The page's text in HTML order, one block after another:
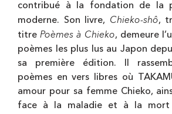
contribué à la fondation de la
moderne. Son livre, Chieko-shô,
titre Poèmes à Chieko, demeure
poèmes les plus lus au Japon
sa première édition. Il
poèmes en vers libres où
amour pour sa femme Chieko,
face à la maladie et à la mort